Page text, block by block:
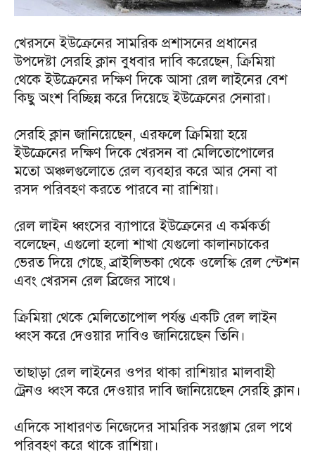
খেরসনে ইউক্রেনের সামরিক প্রশাসনের প্রধানের
উপদেষ্টা সেরহি ক্লান বুধবার দাবি করেছেন, ক্রিমিয়া
থেকে ইউক্রেনের দক্ষিণ দিকে আসা রেল লাইনের বেশ
কিছু অংশ বিচ্ছিন্ন করে দিয়েছে ইউক্রেনের সেনারা।
সেরহি ক্লান জানিয়েছেন, এরফলে ক্রিমিয়া হয়ে
ইউক্রেনের দক্ষিণ দিকে খেরসন বা মেলিতোপোলের
মতো অঞ্চলগুলোতে রেল ব্যবহার করে আর সেনা বা
রসদ পরিবহণ করতে পারবে না রাশিয়া।
রেল লাইন ধ্বংসের ব্যাপারে ইউক্রেনের এ কর্মকর্তা
বলেছেন, এগুলো হলো শাখা যেগুলো কালানচাকের
ভেরত দিয়ে গেছে, ব্রাইলিভকা থেকে ওলেস্কি রেল স্টেশন
এবং খেরসন রেল ব্রিজের সাথে।
ক্রিমিয়া থেকে মেলিতোপোল পর্যন্ত একটি রেল লাইন
ধ্বংস করে দেওয়ার দাবিও জানিয়েছেন তিনি।
তাছাড়া রেল লাইনের ওপর থাকা রাশিয়ার মালবাহী
ট্রেনও ধ্বংস করে দেওয়ার দাবি জানিয়েছেন সেরহি ক্লান।
এদিকে সাধারণত নিজেদের সামরিক সরঞ্জাম রেল পথে
পরিবহণ করে থাকে রাশিয়া।